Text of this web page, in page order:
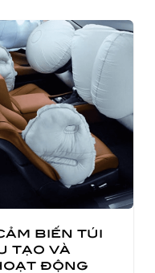
biến túi
tạo và
động